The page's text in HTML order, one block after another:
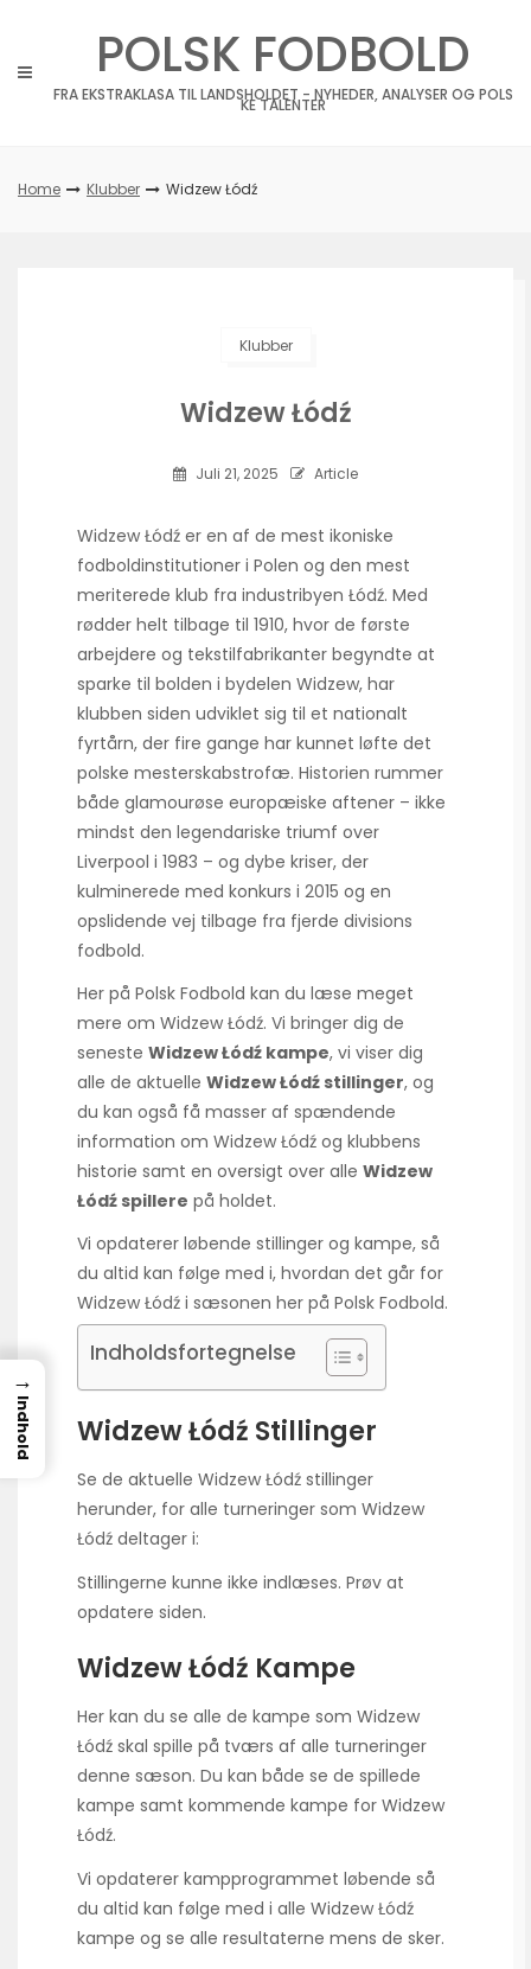
POLSK FODBOLD
FRA EKSTRAKLASA TIL LANDSHOLDET - NYHEDER, ANALYSER OG POLS
KE TALENTER
Home Klubber Widzew Łódź
Klubber
Widzew Łódź
Juli 21, 2025 Article
Widzew Łódź er en af de mest ikoniske
fodboldinstitutioner i Polen og den mest
meriterede klub fra industribyen Łódź. Med
rødder helt tilbage til 1910, hvor de første
arbejdere og tekstilfabrikanter begyndte at
sparke til bolden i bydelen Widzew, har
klubben siden udviklet sig til et nationalt
fyrtårn, der fire gange har kunnet løfte det
polske mesterskabstrofæ. Historien rummer
både glamourøse europæiske aftener – ikke
mindst den legendariske triumf over
Liverpool i 1983 – og dybe kriser, der
kulminerede med konkurs i 2015 og en
opslidende vej tilbage fra fjerde divisions
fodbold.
Her på Polsk Fodbold kan du læse meget
mere om Widzew Łódź. Vi bringer dig de
seneste Widzew Łódź kampe, vi viser dig
alle de aktuelle Widzew Łódź stillinger, og
du kan også få masser af spændende
information om Widzew Łódź og klubbens
historie samt en oversigt over alle Widzew
Łódź spillere på holdet.
Vi opdaterer løbende stillinger og kampe, så
du altid kan følge med i, hvordan det går for
Widzew Łódź i sæsonen her på Polsk Fodbold.
Indholdsfortegnelse
Widzew Łódź Stillinger
Se de aktuelle Widzew Łódź stillinger
herunder, for alle turneringer som Widzew
Łódź deltager i:
Stillingerne kunne ikke indlæses. Prøv at
opdatere siden.
Widzew Łódź Kampe
Her kan du se alle de kampe som Widzew
Łódź skal spille på tværs af alle turneringer
denne sæson. Du kan både se de spillede
kampe samt kommende kampe for Widzew
Łódź.
Vi opdaterer kampprogrammet løbende så
du altid kan følge med i alle Widzew Łódź
kampe og se alle resultaterne mens de sker.
→
Indhold